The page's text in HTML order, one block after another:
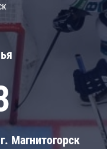
Магнитогорск